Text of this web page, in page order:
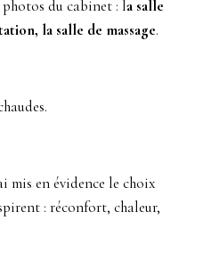
photos du cabinet : la salle
la salle de massage.
mis en évidence le choix
: réconfort, chaleur,